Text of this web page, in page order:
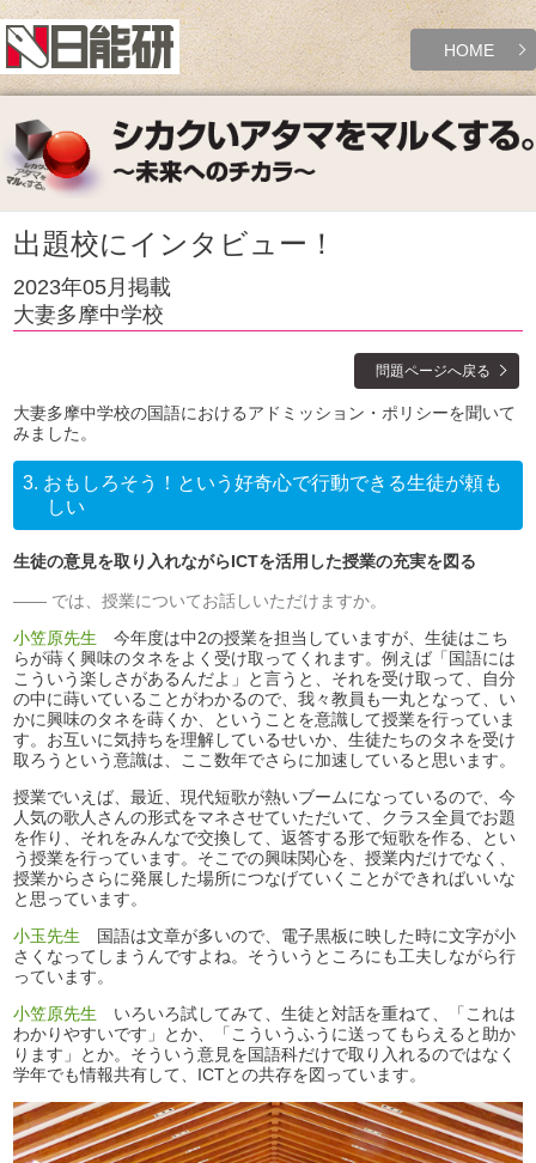
HOME
出題校にインタビュー！
2023年05月掲載
大妻多摩中学校
問題ページへ戻る
大妻多摩中学校の国語におけるアドミッション・ポリシーを聞いて
みました。
3. おもしろそう！という好奇心で行動できる生徒が頼も
しい
生徒の意見を取り入れながらICTを活用した授業の充実を図る
では、授業についてお話しいただけますか。
小笠原先生 今年度は中2の授業を担当していますが、生徒はこち
らが蒔く興味のタネをよく受け取ってくれます。例えば「国語には
こういう楽しさがあるんだよ」と言うと、それを受け取って、自分
の中に蒔いていることがわかるので、我々教員も一丸となって、い
かに興味のタネを蒔くか、ということを意識して授業を行っていま
す。お互いに気持ちを理解しているせいか、生徒たちのタネを受け
取ろうという意識は、ここ数年でさらに加速していると思います。
授業でいえば、最近、現代短歌が熱いブームになっているので、今
人気の歌人さんの形式をマネさせていただいて、クラス全員でお題
を作り、それをみんなで交換して、返答する形で短歌を作る、とい
う授業を行っています。そこでの興味関心を、授業内だけでなく、
授業からさらに発展した場所につなげていくことができればいいな
と思っています。
小玉先生 国語は文章が多いので、電子黒板に映した時に文字が小
さくなってしまうんですよね。そういうところにも工夫しながら行
っています。
小笠原先生 いろいろ試してみて、生徒と対話を重ねて、「これは
わかりやすいです」とか、「こういうふうに送ってもらえると助か
ります」とか。そういう意見を国語科だけで取り入れるのではなく
学年でも情報共有して、ICTとの共存を図っています。